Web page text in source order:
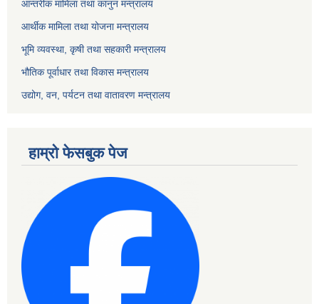
आन्तरीक मामिला तथा कानुन मन्त्रालय
आर्थीक मामिला तथा योजना मन्त्रालय
भूमि व्यवस्था, कृषी तथा सहकारी मन्त्रालय
भौतिक पूर्वाधार तथा विकास मन्त्रालय
उद्योग, वन, पर्यटन तथा वातावरण मन्त्रालय
हाम्रो फेसबुक पेज